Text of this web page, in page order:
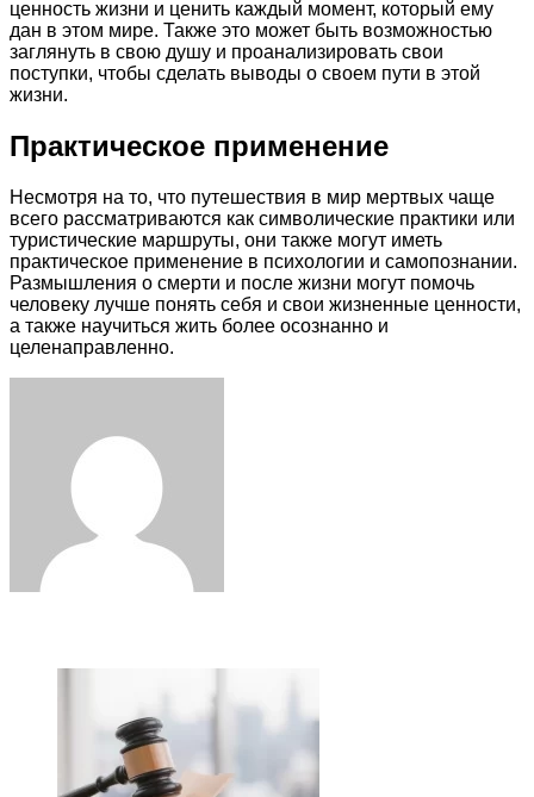
ценность жизни и ценить каждый момент, который ему
дан в этом мире. Также это может быть возможностью
заглянуть в свою душу и проанализировать свои
поступки, чтобы сделать выводы о своем пути в этой
жизни.
Практическое применение
Несмотря на то, что путешествия в мир мертвых чаще
всего рассматриваются как символические практики или
туристические маршруты, они также могут иметь
практическое применение в психологии и самопознании.
Размышления о смерти и после жизни могут помочь
человеку лучше понять себя и свои жизненные ценности,
а также научиться жить более осознанно и
целенаправленно.